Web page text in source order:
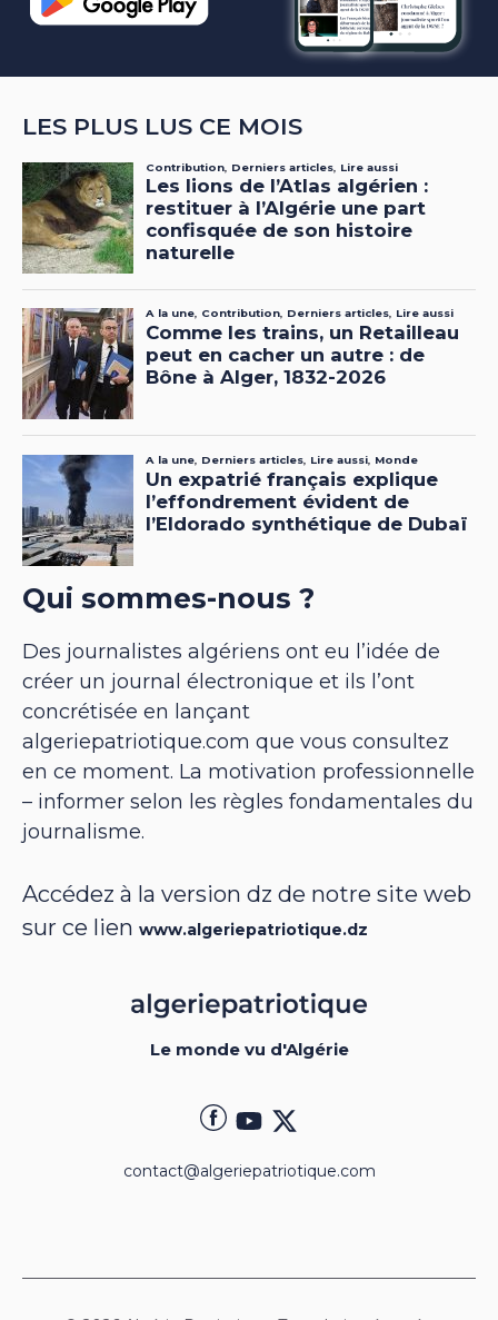
LES PLUS LUS CE MOIS
Qui sommes-nous ?
Des journalistes algériens ont eu l’idée de
créer un journal électronique et ils l’ont
concrétisée en lançant
algeriepatriotique.com que vous consultez
en ce moment. La motivation professionnelle
– informer selon les règles fondamentales du
journalisme.
Accédez à la version dz de notre site web
sur ce lien www.algeriepatriotique.dz
Le monde vu d'Algérie
contact@algeriepatriotique.com